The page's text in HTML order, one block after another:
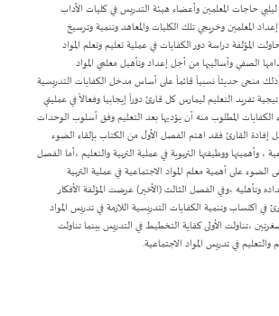
حاجات المعلمين وأعضاء هيئة التدريس في كليات الآداب
إعداد المعلمين وخريجي تلك الكليات والمعاهد وتنمية وترسيخ
المؤلفة دراسة دور الكفايات في عملية تعليم وتعلم المواد
الصفي وأساليبها من أجل إعداد وتأهيل معلمي المواد
منحى حديثاً نسبياً قائماً على أساس مدخل الكفايات التدريسية
تفريد التعليم ليمارس كل قارئ دوراً إيجابيا وفعالاً في عمليتي
الكفايات المطلوب منه أن يؤديها بعد التعليم وفق أسلوب الوحدات
إفادة القارئ فقد اهتم الفصل الأول من الكتاب بإلقاء الضوء
، وأهميتها ووظيفتها التربوية في عملية التربية والتعليم ،أما الفصل
الضوء على أهمية معلم المواد الاجتماعية في عملية التربية
وتأهليه ،وفي الفصل الثالث (الأخير) عرضت المؤلفة الأفكار
في اكتساب وتنمية الكفايات التدريسية اللازمة في تدريس المواد
،تناولت الأولى كفاية التخطيط في التدريس بينما تناولت
والتعليم في تدريس المواد الاجتماعية.